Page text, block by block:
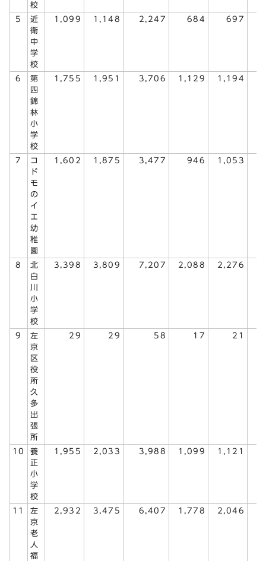
校
5
近
衛
中
学
校
1,099 1,148 2,247 684 697
6
第
四
錦
林
小
学
校
1,755 1,951 3,706 1,129 1,194
7
コ
ド
モ
の
イ
エ
幼
稚
園
1,602 1,875 3,477 946 1,053
8
北
白
川
小
学
校
3,398 3,809 7,207 2,088 2,276
9
左
京
区
役
所
久
多
出
張
所
29 29 58 17 21
10
養
正
小
学
校
1,955 2,033 3,988 1,099 1,121
11
左
京
老
人
福
2,932 3,475 6,407 1,778 2,046